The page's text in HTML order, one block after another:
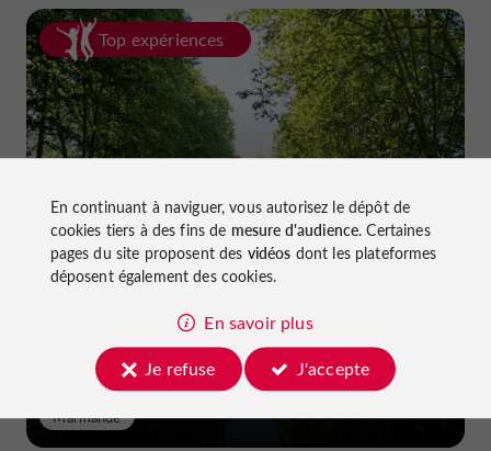
Top expériences
Faire du vélo dans le Lot-et-Garonne :
pistes cyclables et voies vertes !
Marmande
En continuant à naviguer, vous autorisez le dépôt de
cookies tiers à des fins de mesure d'audience. Certaines
pages du site proposent des vidéos dont les plateformes
déposent également des cookies.
En savoir plus
Je refuse
J'accepte